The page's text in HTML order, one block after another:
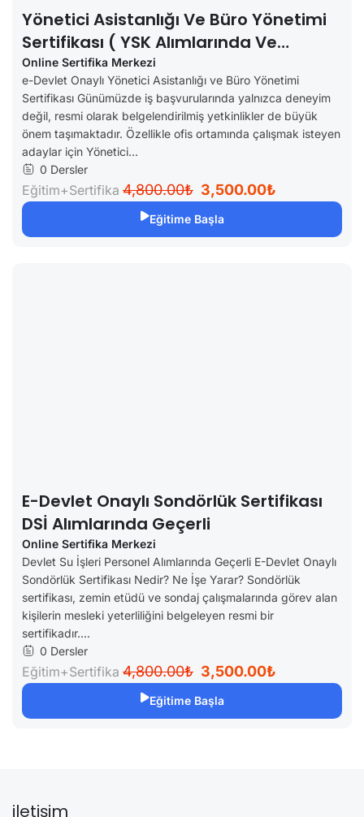
Yönetici Asistanlığı Ve Büro Yönetimi
Sertifikası ( YSK Alımlarında Ve
Özellerde Geçerli)
Online Sertifika Merkezi
e-Devlet Onaylı Yönetici Asistanlığı ve Büro Yönetimi
Sertifikası Günümüzde iş başvurularında yalnızca deneyim
değil, resmi olarak belgelendirilmiş yetkinlikler de büyük
önem taşımaktadır. Özellikle ofis ortamında çalışmak isteyen
adaylar için Yönetici...
0 Dersler
Eğitim+Sertifika 4,800.00₺ 3,500.00₺
Eğitime Başla
E-Devlet Onaylı Sondörlük Sertifikası
DSİ Alımlarında Geçerli
Online Sertifika Merkezi
Devlet Su İşleri Personel Alımlarında Geçerli E-Devlet Onaylı
Sondörlük Sertifikası Nedir? Ne İşe Yarar? Sondörlük
sertifikası, zemin etüdü ve sondaj çalışmalarında görev alan
kişilerin mesleki yeterliliğini belgeleyen resmi bir
sertifikadır....
0 Dersler
Eğitim+Sertifika 4,800.00₺ 3,500.00₺
Eğitime Başla
iletişim